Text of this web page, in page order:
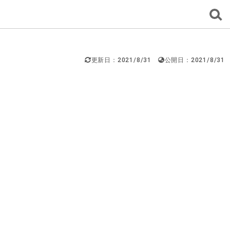
更新日：2021/8/31 公開日：2021/8/31